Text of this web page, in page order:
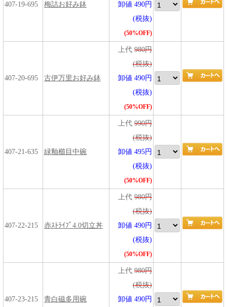
407-19-695 梅詰お好み鉢
卸値 490円
(税抜)
(50%OFF)
407-20-695 古伊万里お好み鉢
上代 980円
(税抜)
卸値 490円
(税抜)
(50%OFF)
407-21-635 緑釉櫛目中碗
上代 990円
(税抜)
卸値 495円
(税抜)
(50%OFF)
407-22-215 赤ｽﾄﾗｲﾌﾟ4.0切立丼
上代 980円
(税抜)
卸値 490円
(税抜)
(50%OFF)
407-23-215 青白磁多用碗
上代 980円
(税抜)
卸値 490円